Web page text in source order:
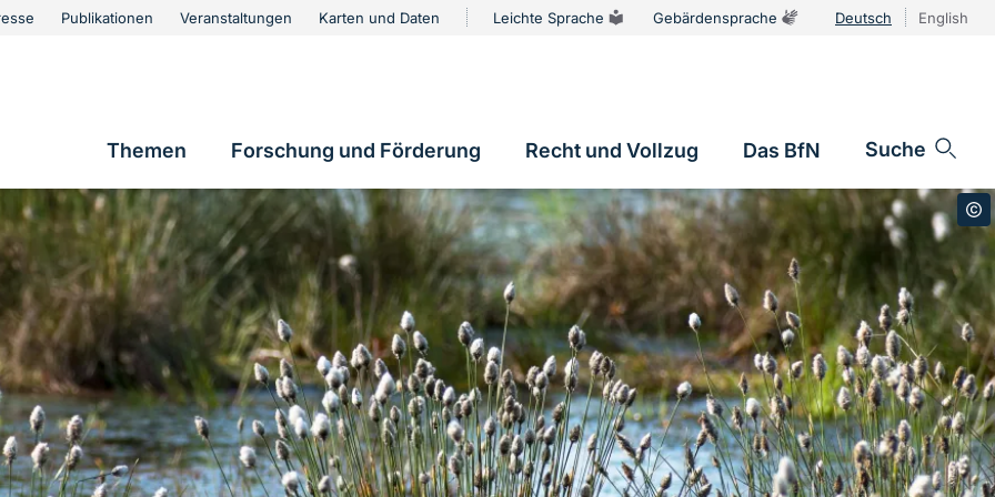
Publikationen Veranstaltungen Karten und Daten Leichte Sprache Gebärdensprache Deutsch English
Hauptnavigation
Themen Forschung und Förderung Recht und Vollzug Das BfN Suche